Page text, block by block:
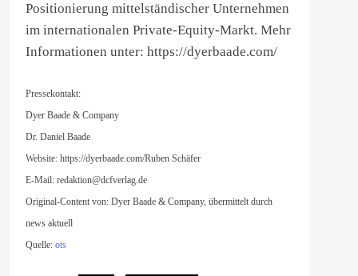
Positionierung mittelständischer Unternehmen
im internationalen Private-Equity-Markt. Mehr
Informationen unter: https://dyerbaade.com/
Pressekontakt:
Dyer Baade & Company
Dr. Daniel Baade
Website: https://dyerbaade.com/Ruben Schäfer
E-Mail: redaktion@dcfverlag.de
Original-Content von: Dyer Baade & Company, übermittelt durch
news aktuell
Quelle: ots